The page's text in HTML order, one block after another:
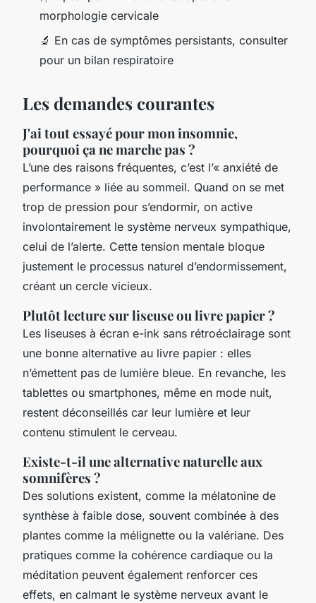
morphologie cervicale
🔬 En cas de symptômes persistants, consulter
pour un bilan respiratoire
Les demandes courantes
J'ai tout essayé pour mon insomnie,
pourquoi ça ne marche pas ?
L’une des raisons fréquentes, c’est l’« anxiété de
performance » liée au sommeil. Quand on se met
trop de pression pour s’endormir, on active
involontairement le système nerveux sympathique,
celui de l’alerte. Cette tension mentale bloque
justement le processus naturel d’endormissement,
créant un cercle vicieux.
Plutôt lecture sur liseuse ou livre papier ?
Les liseuses à écran e-ink sans rétroéclairage sont
une bonne alternative au livre papier : elles
n’émettent pas de lumière bleue. En revanche, les
tablettes ou smartphones, même en mode nuit,
restent déconseillés car leur lumière et leur
contenu stimulent le cerveau.
Existe-t-il une alternative naturelle aux
somnifères ?
Des solutions existent, comme la mélatonine de
synthèse à faible dose, souvent combinée à des
plantes comme la mélignette ou la valériane. Des
pratiques comme la cohérence cardiaque ou la
méditation peuvent également renforcer ces
effets, en calmant le système nerveux avant le